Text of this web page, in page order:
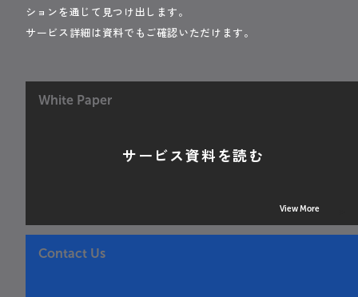
ションを通じて見つけ出します。
サービス詳細は資料でもご確認いただけます。
White Paper
サービス資料を読む
View More
Contact Us